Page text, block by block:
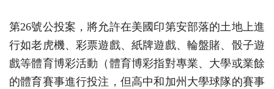
第26號公投案，將允許在美國印第安部落的土地上進
行如老虎機、彩票遊戲、紙牌遊戲、輪盤賭、骰子遊
戲等體育博彩活動（體育博彩指對專業、大學或業餘
的體育賽事進行投注，但高中和加州大學球隊的賽事